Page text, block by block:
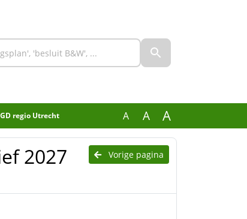
regio Utrecht A A A
Vorige pagina
2027